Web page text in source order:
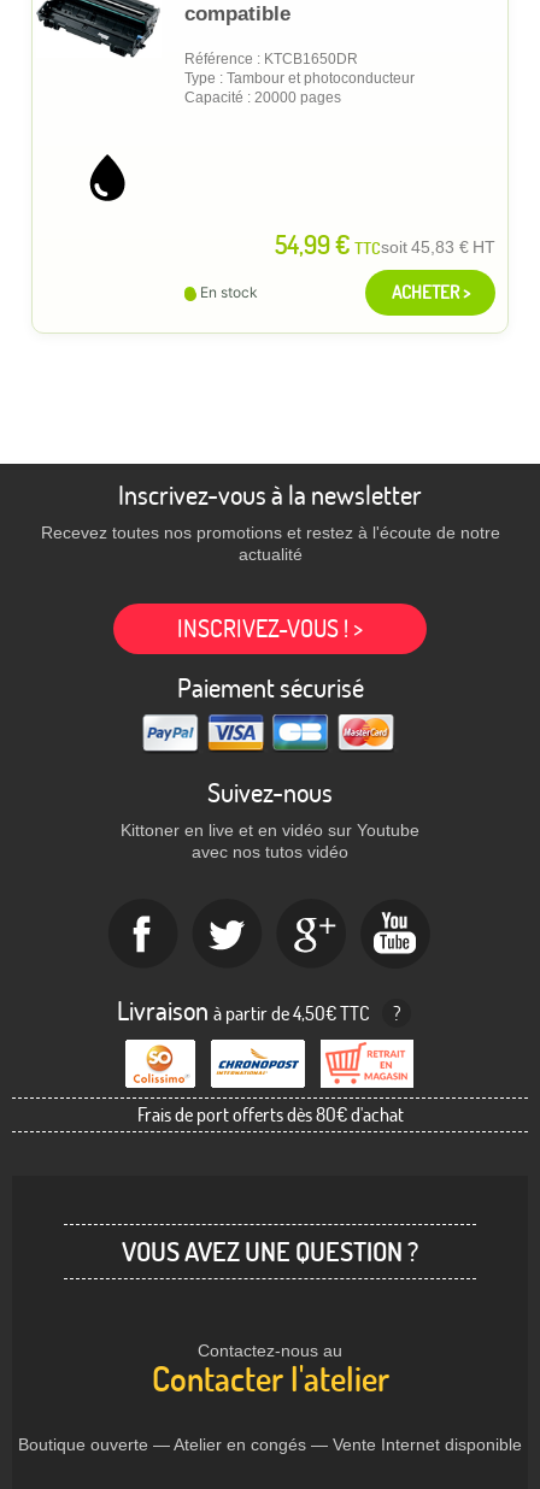
compatible
Référence : KTCB1650DR
Type : Tambour et photoconducteur
Capacité : 20000 pages
54,99 € TTCsoit45,83 € HT
En stock ACHETER >
Inscrivez-vous à la newsletter
Recevez toutes nos promotions et restez à l'écoute de notre
actualité
INSCRIVEZ-VOUS ! >
Paiement sécurisé
Suivez-nous
Kittoner en live et en vidéo sur Youtube
avec nos tutos vidéo
Livraison à partir de 4,50€ TTC ?
Frais de port offerts dès 80€ d'achat
VOUS AVEZ UNE QUESTION ?
Contactez-nous au
Contacter l'atelier
Boutique ouverte — Atelier en congés — Vente Internet disponible